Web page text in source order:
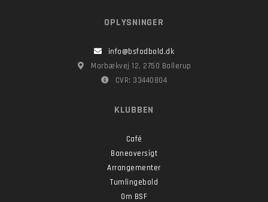
OPLYSNINGER
info@bsfodbold.dk
Marbækvej 12, 2750 Ballerup
CVR: 33440804
KLUBBEN
Café
Baneoversigt
Arrangementer
Tumlingebold
Om BSF